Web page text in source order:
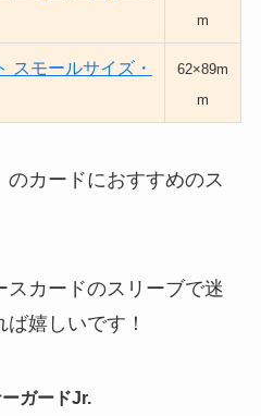
m
スモールサイズ・
62×89m
m
のカードにおすすめのス
カードのスリーブで迷
嬉しいです！
ガードJr.